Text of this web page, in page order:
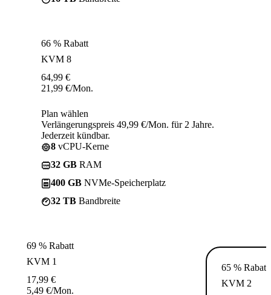
66 % Rabatt
KVM 8
64,99 €
21,99 €/Mon.
Plan wählen
Verlängerungspreis 49,99 €/Mon. für 2 Jahre.
Jederzeit kündbar.
8 vCPU-Kerne
32 GB RAM
400 GB NVMe-Speicherplatz
32 TB Bandbreite
69 % Rabatt
KVM 1
17,99 €
5,49 €/Mon.
65 % Rabatt
KVM 2